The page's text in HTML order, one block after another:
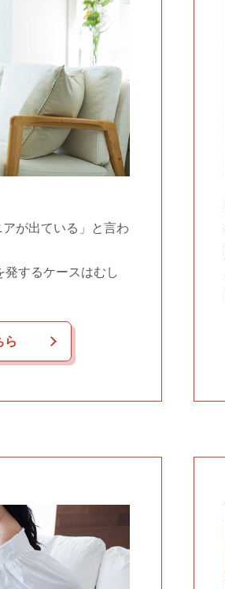
が出ている」と言わ
発するケースはむし
ら